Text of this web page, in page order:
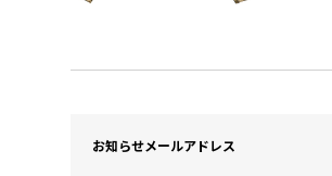
お知らせメールアドレス